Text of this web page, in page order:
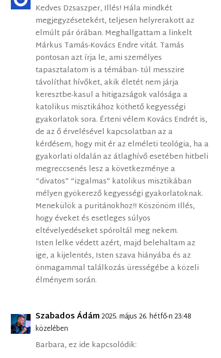
Kedves Dzsaszper, Illés! Hála mindkét
megjegyzésetekért, teljesen helyrerakott az
elmúlt pár órában. Meghallgattam a linkelt
Márkus Tamás-Kovács Endre vitát. Tamás
pontosan azt írja le, ami személyes
tapasztalatom is a témában- túl messzire
távolíthat hívőket, akik életét nem járja
keresztbe-kasul a hitigazságok valósága a
katolikus misztikához köthető kegyességi
gyakorlatok sora. Érteni vélem Kovács Endrét is,
de az ő érvelésével kapcsolatban az a
kérdésem, hogy mit ér az elméleti teológia, ha a
gyakorlati oldalán az átlaghívő esetében hitbeli
megreccsenés lesz a következménye a
“divatos” “izgalmas” katolikus misztikában
mélyen gyökerező kegyességi gyakorlatoknak.
Menekülök a puritánokhoz!! Köszönöm Illés,
hogy éveket és esetleges súlyos
eltévelyedéseket spóroltál meg nekem.
Isten lelke védett azért, majd belehaltam az
ige, a kijelentés, Isten szava hiányába és az
önmagammal találkozás ürességébe a közeli
élményem során.
Szabados Ádám2025. május 26. hétfő-n 23:48
közelében
Barbara, ez ide kapcsolódik: